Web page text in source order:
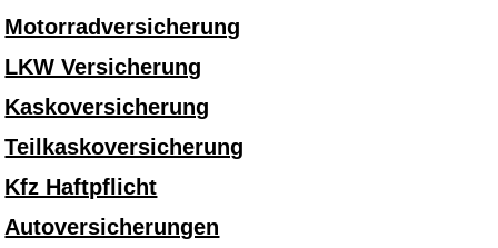
Motorradversicherung
LKW Versicherung
Kaskoversicherung
Teilkaskoversicherung
Kfz Haftpflicht
Autoversicherungen